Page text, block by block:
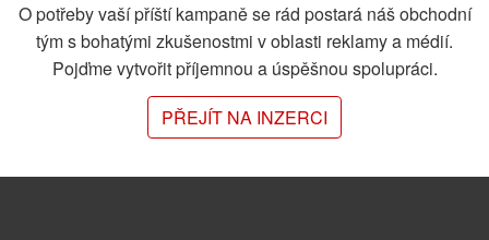
O potřeby vaší příští kampaně se rád postará náš obchodní
tým s bohatými zkušenostmi v oblasti reklamy a médií.
Pojďme vytvořit příjemnou a úspěšnou spolupráci.
PŘEJÍT NA INZERCI